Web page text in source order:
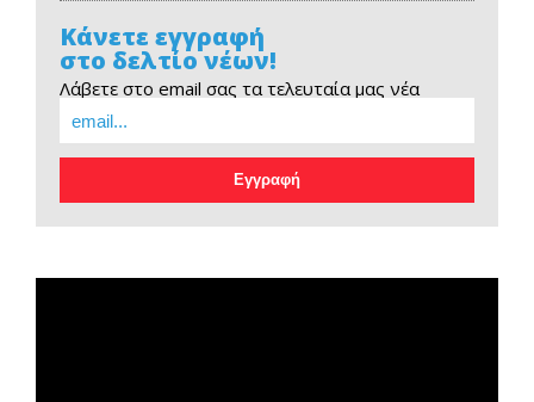
Κάνετε εγγραφή
στο δελτίο νέων!
Λάβετε στο email σας τα τελευταία μας νέα